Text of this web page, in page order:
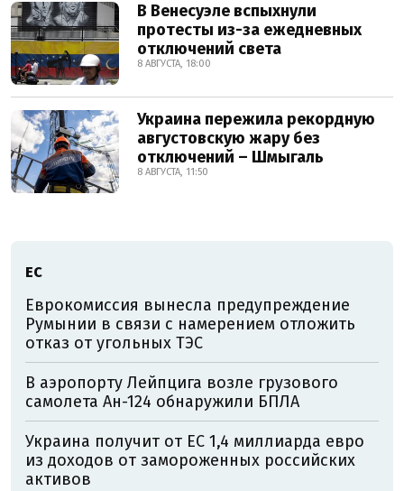
В Венесуэле вспыхнули
протесты из-за ежедневных
отключений света
8 АВГУСТА, 18:00
Украина пережила рекордную
августовскую жару без
отключений – Шмыгаль
8 АВГУСТА, 11:50
ЕС
Еврокомиссия вынесла предупреждение
Румынии в связи с намерением отложить
отказ от угольных ТЭС
В аэропорту Лейпцига возле грузового
самолета Ан-124 обнаружили БПЛА
Украина получит от ЕС 1,4 миллиарда евро
из доходов от замороженных российских
активов